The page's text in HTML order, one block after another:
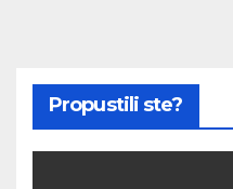
Propustili ste?